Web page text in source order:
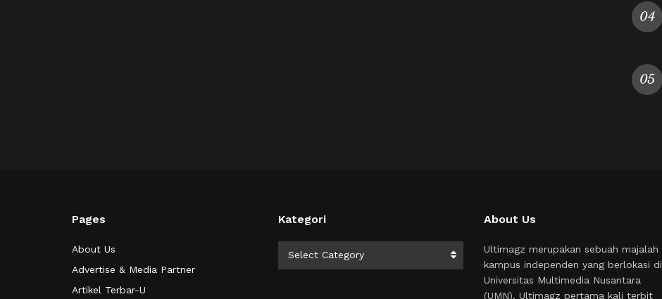
Pages
About Us
Advertise & Media Partner
Artikel Terbar-U
Kategori
Select Category
About Us
Ultimagz merupakan sebuah majalah
kampus independen yang berlokasi di
Universitas Multimedia Nusantara
(UMN). Ultimagz pertama kali terbit